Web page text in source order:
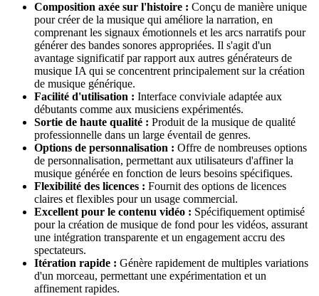
Composition axée sur l'histoire : Conçu de manière unique
pour créer de la musique qui améliore la narration, en
comprenant les signaux émotionnels et les arcs narratifs pour
générer des bandes sonores appropriées. Il s'agit d'un
avantage significatif par rapport aux autres générateurs de
musique IA qui se concentrent principalement sur la création
de musique générique.
Facilité d'utilisation : Interface conviviale adaptée aux
débutants comme aux musiciens expérimentés.
Sortie de haute qualité : Produit de la musique de qualité
professionnelle dans un large éventail de genres.
Options de personnalisation : Offre de nombreuses options
de personnalisation, permettant aux utilisateurs d'affiner la
musique générée en fonction de leurs besoins spécifiques.
Flexibilité des licences : Fournit des options de licences
claires et flexibles pour un usage commercial.
Excellent pour le contenu vidéo : Spécifiquement optimisé
pour la création de musique de fond pour les vidéos, assurant
une intégration transparente et un engagement accru des
spectateurs.
Itération rapide : Génère rapidement de multiples variations
d'un morceau, permettant une expérimentation et un
affinement rapides.